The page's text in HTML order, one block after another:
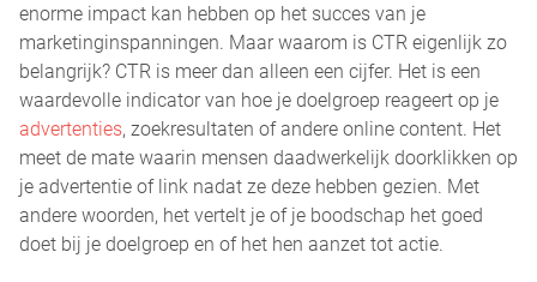
enorme impact kan hebben op het succes van je
marketinginspanningen. Maar waarom is CTR eigenlijk zo
belangrijk? CTR is meer dan alleen een cijfer. Het is een
waardevolle indicator van hoe je doelgroep reageert op je
advertenties, zoekresultaten of andere online content. Het
meet de mate waarin mensen daadwerkelijk doorklikken op
je advertentie of link nadat ze deze hebben gezien. Met
andere woorden, het vertelt je of je boodschap het goed
doet bij je doelgroep en of het hen aanzet tot actie.